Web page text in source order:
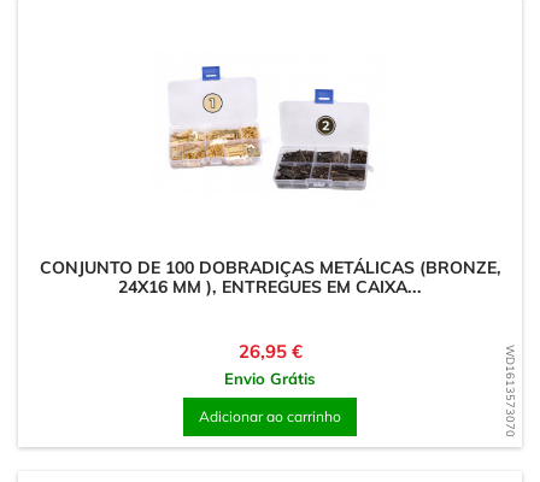
WD1613573070
CONJUNTO DE 100 DOBRADIÇAS METÁLICAS (BRONZE,
24X16 MM ), ENTREGUES EM CAIXA...
Preço
26,95 €
Envio Grátis
Adicionar ao carrinho